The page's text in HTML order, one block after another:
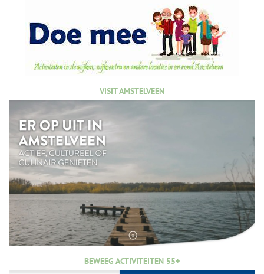
VISIT AMSTELVEEN
BEWEEG ACTIVITEITEN 55+